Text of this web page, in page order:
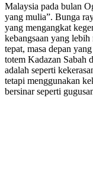
Malaysia pada bulan
yang mulia”. Bunga
yang mengangkat
kebangsaan yang
tepat, masa depan
totem Kadazan Sabah
adalah seperti
tetapi menggunakan
bersinar seperti